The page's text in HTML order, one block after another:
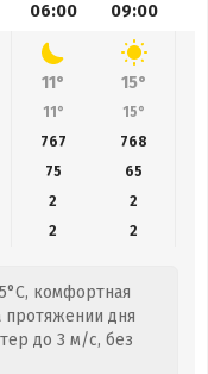
06:00 09:00
11° 15°
11° 15°
767 768
75 65
2
2
2 2
комфортная
протяжении дня
до 3 м/с, без